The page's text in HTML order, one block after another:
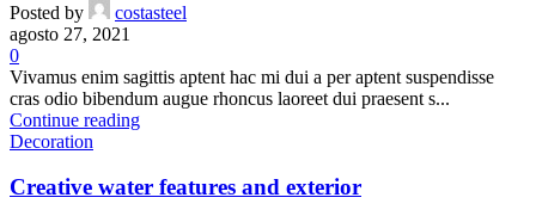
Posted by
costasteel
agosto 27, 2021
0
Vivamus enim sagittis aptent hac mi dui a per aptent suspendisse
cras odio bibendum augue rhoncus laoreet dui praesent s...
Continue reading
Decoration
Creative water features and exterior